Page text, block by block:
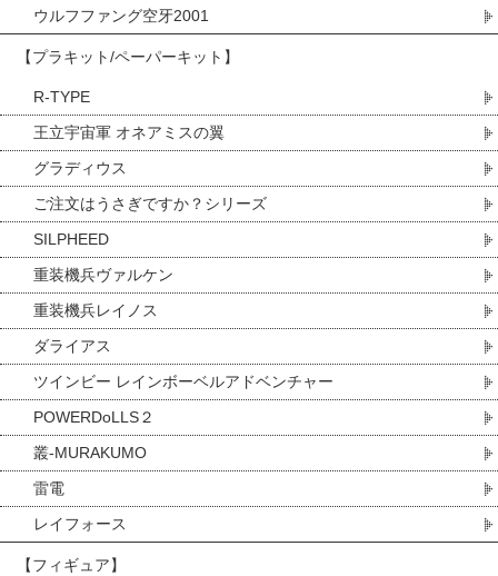
ウルフファング空牙2001
【プラキット/ペーパーキット】
R-TYPE
王立宇宙軍 オネアミスの翼
グラディウス
ご注文はうさぎですか？シリーズ
SILPHEED
重装機兵ヴァルケン
重装機兵レイノス
ダライアス
ツインビー レインボーベルアドベンチャー
POWERDoLLS２
叢-MURAKUMO
雷電
レイフォース
【フィギュア】